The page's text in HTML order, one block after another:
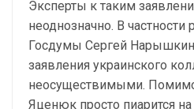
Эксперты к таким
неоднозначно. В частности
Госдумы Сергей Нарышкин
заявления украинского
неосуществимыми. Помимо
Яценюк просто пиарится